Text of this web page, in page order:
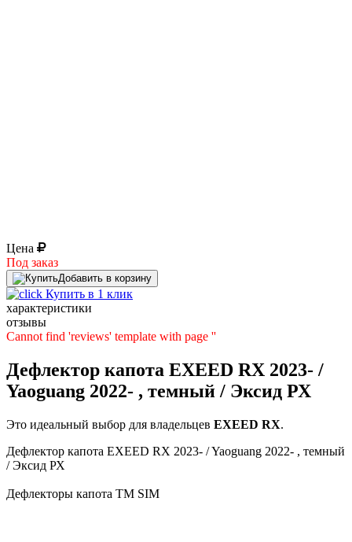
Цена
Под заказ
Добавить в корзину
Купить в 1 клик
характеристики
отзывы
Cannot find 'reviews' template with page ''
Дефлектор капота EXEED RX 2023- /
Yaoguang 2022- , темный / Эксид РХ
Это идеальный выбор для владельцев EXEED RX.
Дефлектор капота EXEED RX 2023- / Yaoguang 2022- , темный
/ Эксид РХ
Дефлекторы капота TM SIM